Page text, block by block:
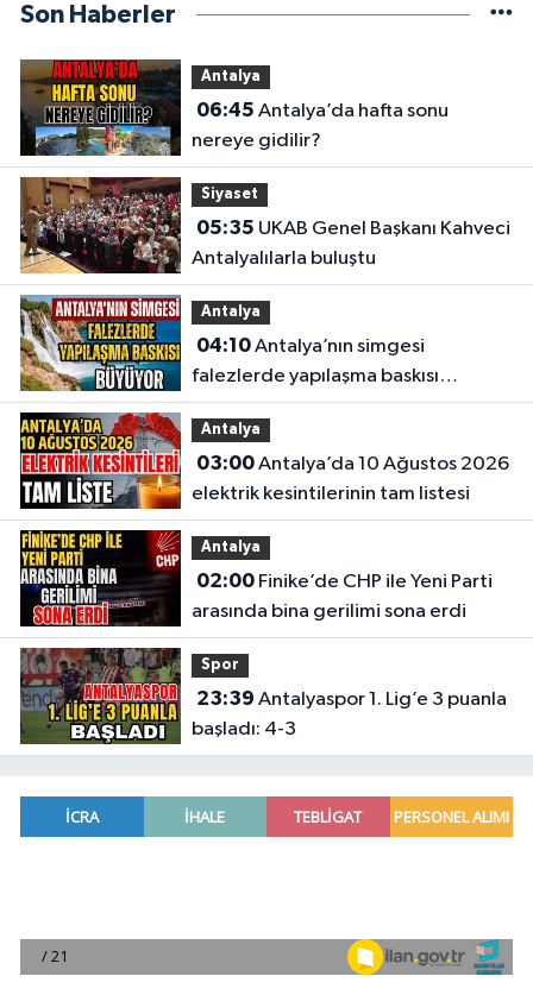
Son Haberler
Antalya
06:45
nereye gidilir?
Siyaset
05:35
Antalyalılarla buluştu
Antalya
04:10Antalya’nın simgesi
falezlerde yapılaşma baskısı
büyüyor
Antalya
03:00Antalya’da 10 Ağustos 2026
elektrik kesintilerinin tam listesi
Antalya
02:00Finike’de CHP ile Yeni Parti
arasında bina gerilimi sona erdi
Spor
23:39
başladı: 4-3